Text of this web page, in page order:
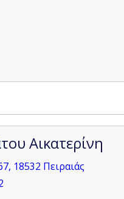
Αικατερίνη
18532 Πειραιάς